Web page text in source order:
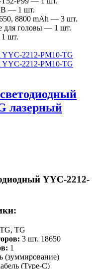
— 1 шт.
8800 mAh — 3 шт.
для головы — 1 шт.
шт.
лазерный
YYC-2212-
TG
3 шт. 18650
1
(зуммирование)
(Type-C)